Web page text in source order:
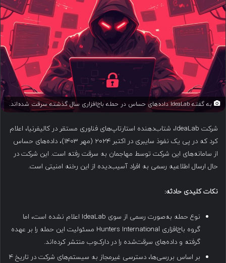
به گفته IdeaLab داده‌های حساس در حمله باج‌افزاری سال گذشته سرقت شده‌اند.
شرکت IdeaLab، شتاب‌دهنده استارتاپ‌های فناوری مستقر در کالیفرنیا، اعلام
کرد که در پی یک نفوذ سایبری در اکتبر ۲۰۲۴ (مهر ۱۴۰۳)، داده‌های حساس
از سامانه‌های این شرکت توسط مهاجمان به سرقت رفته است. این شرکت در
حال ارسال اطلاعیه رسمی به افراد آسیب‌دیده از این رخنه امنیتی است.
نکات کلیدی حادثه:
نوع حمله به‌صورت رسمی از سوی IdeaLab اعلام نشده است، اما
گروه باج‌افزاری Hunters International مسئولیت این حمله را بر عهده
گرفته و داده‌های سرقت‌شده را در دارک‌وب منتشر کرده‌اند.
بر اساس بررسی‌ها، دسترسی غیرمجاز به سیستم‌های شرکت در تاریخ ۴